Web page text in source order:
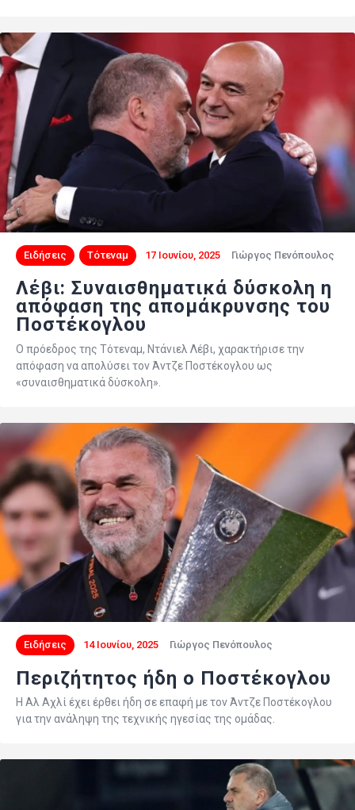
Ειδήσεις Τότεναμ 17 Ιουνίου, 2025 Γιώργος Πενόπουλος
Λέβι: Συναισθηματικά δύσκολη η
απόφαση της απομάκρυνσης του
Ποστέκογλου
Ο πρόεδρος της Τότεναμ, Ντάνιελ Λέβι, χαρακτήρισε την
απόφαση να απολύσει τον Άντζε Ποστέκογλου ως
«συναισθηματικά δύσκολη».
Ειδήσεις 14 Ιουνίου, 2025 Γιώργος Πενόπουλος
Περιζήτητος ήδη ο Ποστέκογλου
Η Αλ Αχλί έχει έρθει ήδη σε επαφή με τον Άντζε Ποστέκογλου
για την ανάληψη της τεχνικής ηγεσίας της ομάδας.